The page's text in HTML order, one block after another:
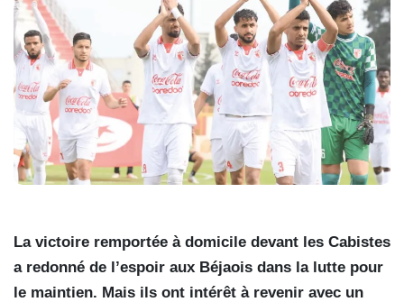
La victoire remportée à domicile devant les Cabistes
a redonné de l’espoir aux Béjaois dans la lutte pour
le maintien. Mais ils ont intérêt à revenir avec un